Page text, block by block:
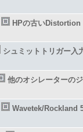
HPの古い
シュミットトリガー入
他のオシレーターの
Wavetek/Rockland